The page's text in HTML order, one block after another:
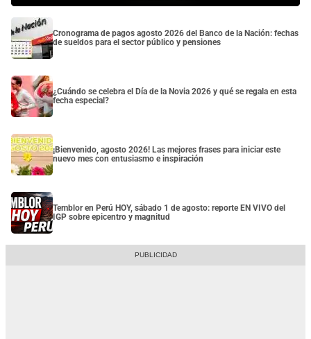
Cronograma de pagos agosto 2026 del Banco de la Nación: fechas
de sueldos para el sector público y pensiones
¿Cuándo se celebra el Día de la Novia 2026 y qué se regala en esta
fecha especial?
¡Bienvenido, agosto 2026! Las mejores frases para iniciar este
nuevo mes con entusiasmo e inspiración
Temblor en Perú HOY, sábado 1 de agosto: reporte EN VIVO del
IGP sobre epicentro y magnitud